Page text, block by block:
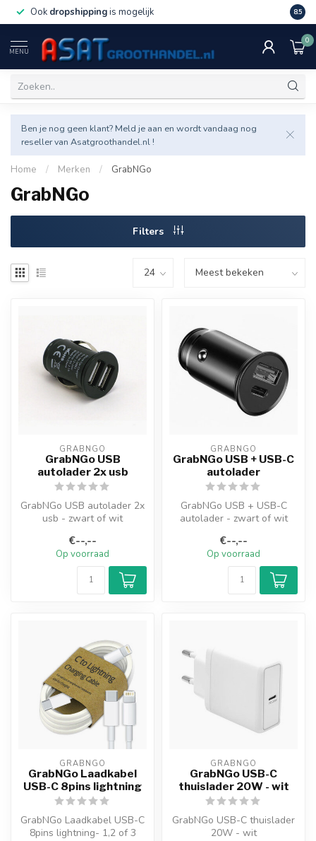
Ook dropshippingis mogelijk Veel
8.5
MENU
0
Ben je nog geen klant? Meld je aan en wordt vandaag nog
reseller van Asatgroothandel.nl !
Home / Merken / GrabNGo
GrabNGo
Filters
GRABNGO
GrabNGo USB
autolader 2x usb
GrabNGo USB autolader 2x
usb - zwart of wit
€--,--
Op voorraad
GRABNGO
GrabNGo USB + USB-C
autolader
GrabNGo USB + USB-C
autolader - zwart of wit
€--,--
Op voorraad
GRABNGO
GrabNGo Laadkabel
USB-C 8pins lightning
GrabNGo Laadkabel USB-C
8pins lightning- 1,2 of 3
GRABNGO
GrabNGo USB-C
thuislader 20W - wit
GrabNGo USB-C thuislader
20W - wit